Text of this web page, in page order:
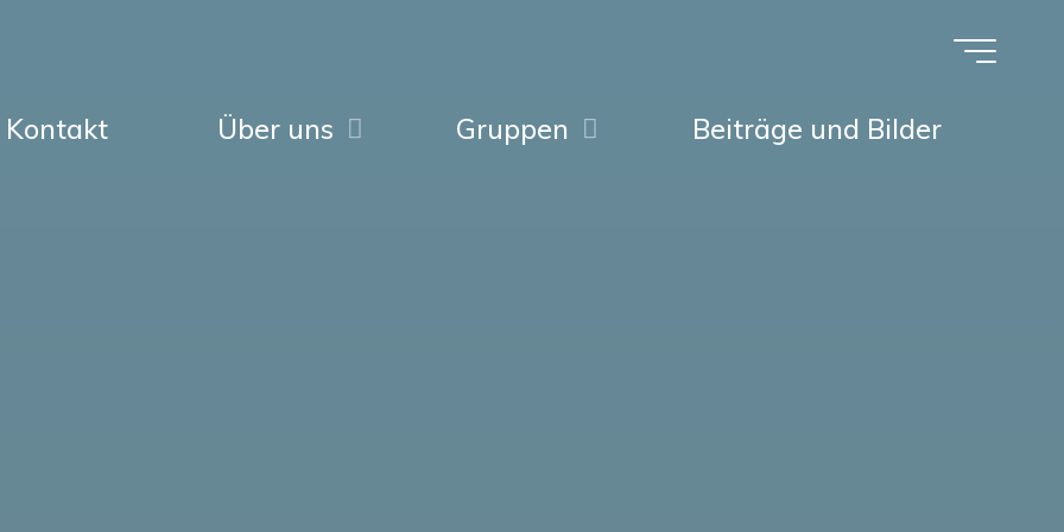
Kontakt Über uns Gruppen Beiträge und Bilder